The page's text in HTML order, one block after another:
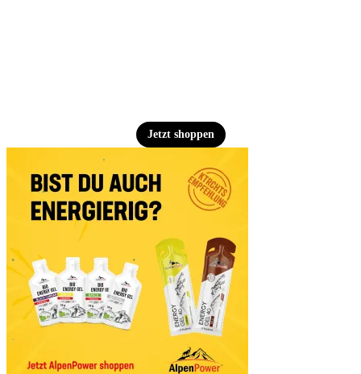
Jetzt shoppen